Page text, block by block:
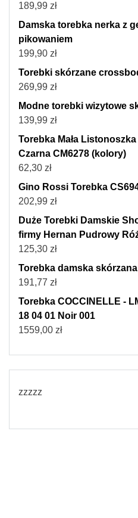
189,99 zł
Damska torebka nerka z
pikowaniem
199,90 zł
Torebki skórzane
269,99 zł
Modne torebki wizytowe
139,99 zł
Torebka Mała
Czarna CM6278 (kolory)
62,30 zł
Gino Rossi Torebka
202,99 zł
Duże Torebki Damskie
firmy Hernan Pudrowy
125,30 zł
Torebka damska
191,77 zł
Torebka COCCINELLE -
18 04 01 Noir 001
1559,00 zł
zzzzz